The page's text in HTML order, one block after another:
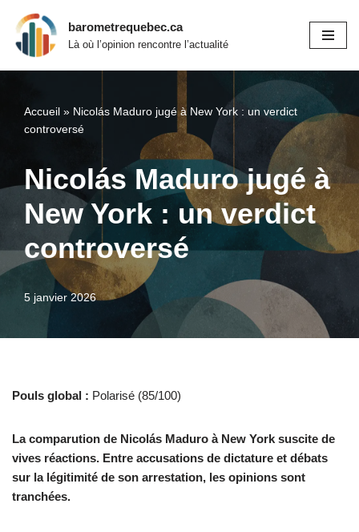
Aller
barometrequebec.ca
Là où l’opinion rencontre l’actualité
Accueil » Nicolás Maduro jugé à New York : un verdict
controversé
Nicolás Maduro jugé à
New York : un verdict
controversé
5 janvier 2026
Pouls global : Polarisé (85/100)
La comparution de Nicolás Maduro à New York suscite de
vives réactions. Entre accusations de dictature et débats
sur la légitimité de son arrestation, les opinions sont
tranchées.